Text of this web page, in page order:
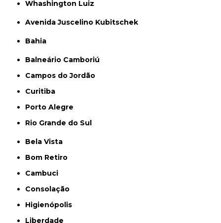
Whashington Luiz
Avenida Juscelino Kubitschek
Bahia
Balneário Camboriú
Campos do Jordão
Curitiba
Porto Alegre
Rio Grande do Sul
Bela Vista
Bom Retiro
Cambuci
Consolação
Higienópolis
Liberdade